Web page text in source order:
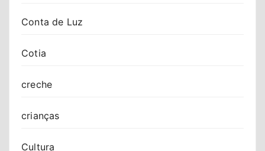
Conta de Luz
Cotia
creche
crianças
Cultura